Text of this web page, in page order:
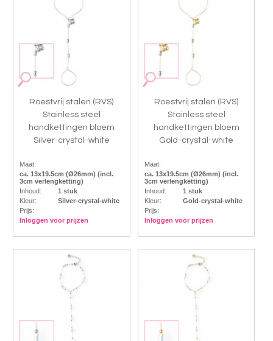
Roestvrij stalen (RVS)
Stainless steel
handkettingen bloem
Silver-crystal-white
Maat:
ca. 13x19.5cm (Ø26mm) (incl.
3cm verlengketting)
Inhoud:
1 stuk
Kleur:
Silver-crystal-white
Prijs:
Inloggen voor prijzen
Roestvrij stalen (RVS)
Stainless steel
handkettingen bloem
Gold-crystal-white
Maat:
ca. 13x19.5cm (Ø26mm) (incl.
3cm verlengketting)
Inhoud:
1 stuk
Kleur:
Gold-crystal-white
Prijs:
Inloggen voor prijzen